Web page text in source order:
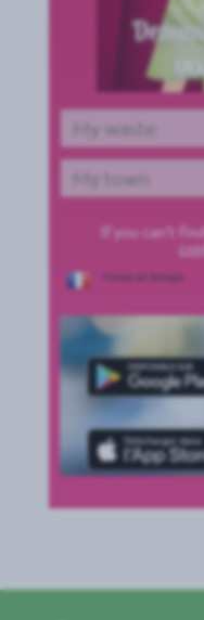
If you can't
Trivaoù en français